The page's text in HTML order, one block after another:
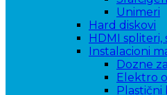
Unimeri
Hard diskovi
HDMI spliteri,
Instalacioni
Dozne
Elektro
Plastični